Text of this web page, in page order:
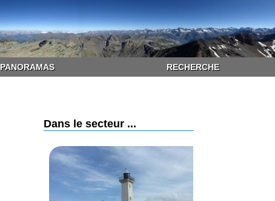
PANORAMAS RECHERCHE
Dans le secteur ...